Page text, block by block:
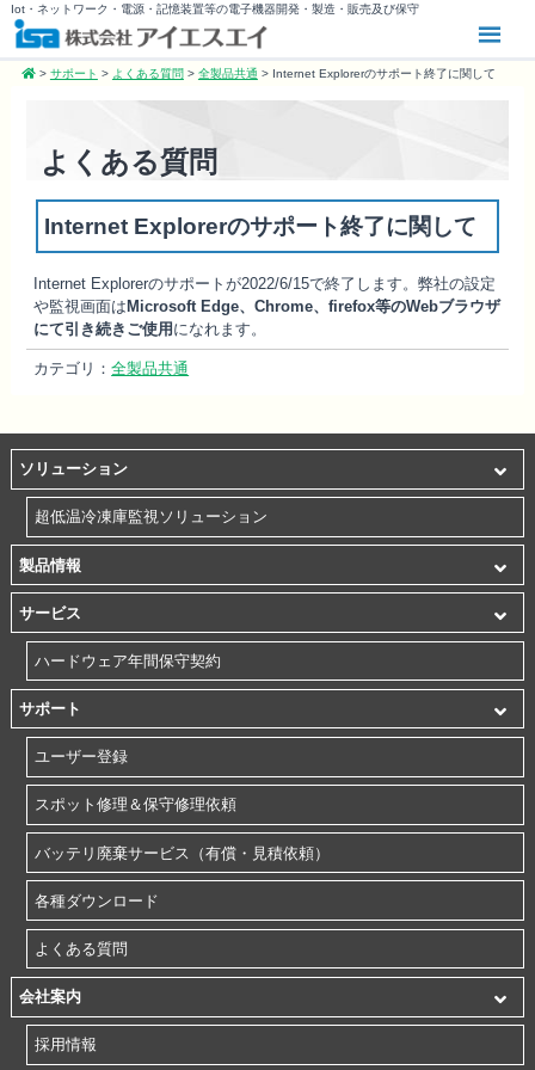
Iot・ネットワーク・電源・記憶装置等の電子機器開発・製造・販売及び保守
> サポート > よくある質問 > 全製品共通 > Internet Explorerのサポート終了に関して
よくある質問
Internet Explorerのサポート終了に関して
Internet Explorerのサポートが2022/6/15で終了します。弊社の設定
や監視画面は Microsoft Edge、Chrome、firefox等のWebブラウザ
にて引き続きご使用 になれます。
カテゴリ：全製品共通
ソリューション
超低温冷凍庫監視ソリューション
製品情報
サービス
ハードウェア年間保守契約
サポート
ユーザー登録
スポット修理＆保守修理依頼
バッテリ廃棄サービス（有償・見積依頼）
各種ダウンロード
よくある質問
会社案内
採用情報